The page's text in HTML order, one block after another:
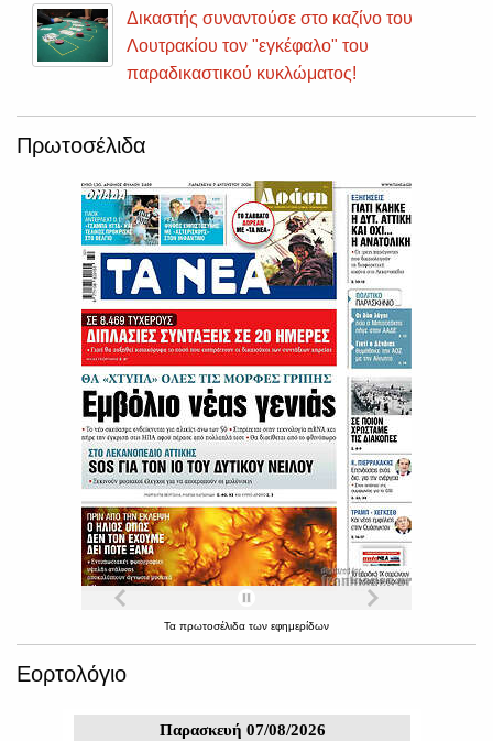
Δικαστής συναντούσε στο καζίνο του
Λουτρακίου τον "εγκέφαλο" του
παραδικαστικού κυκλώματος!
Πρωτοσέλιδα
Τα πρωτοσέλιδα των εφημερίδων
Εορτολόγιο